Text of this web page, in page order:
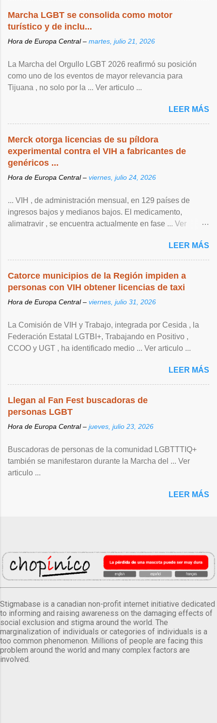
Marcha LGBT se consolida como motor
turístico y de inclu...
Hora de Europa Central – martes, julio 21, 2026
La Marcha del Orgullo LGBT 2026 reafirmó su posición
como uno de los eventos de mayor relevancia para
Tijuana , no solo por la ... Ver articulo ...
LEER MÁS
Merck otorga licencias de su píldora
experimental contra el VIH a fabricantes de
genéricos ...
Hora de Europa Central – viernes, julio 24, 2026
... VIH , de ‌administración mensual, en 129 países de
ingresos bajos y medianos bajos. El medicamento,
alimatravir , se encuentra actualmente en fase ... Ver
LEER MÁS
Catorce municipios de la Región impiden a
personas con VIH obtener licencias de taxi
Hora de Europa Central – viernes, julio 31, 2026
La Comisión de VIH y Trabajo, integrada por Cesida , la
Federación Estatal LGTBI+, Trabajando en Positivo ,
CCOO y UGT , ha identificado medio ... Ver articulo ...
LEER MÁS
Llegan al Fan Fest buscadoras de
personas LGBT
Hora de Europa Central – jueves, julio 23, 2026
Buscadoras de personas de la comunidad LGBTTTIQ+
también se manifestaron durante la Marcha del ... Ver
articulo ...
LEER MÁS
Stigmabase is a canadian non-profit internet initiative dedicated
to informing and raising awareness on the damaging effects of
social exclusion and stigma around the world. The
marginalization of individuals or categories of individuals is a
too common phenomenon. Millions of people are facing this
problem around the world and many complex factors are
involved.